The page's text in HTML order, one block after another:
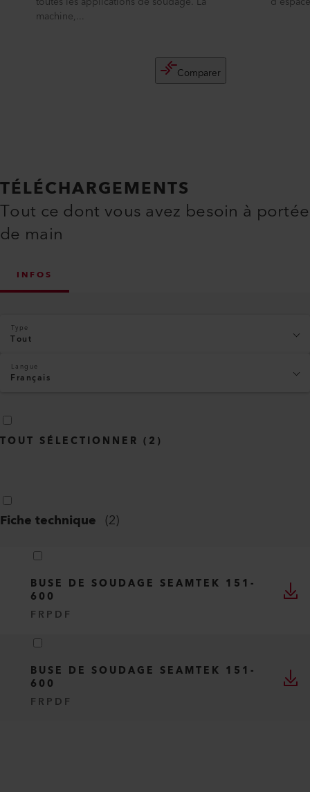
machine,...
Comparer
TÉLÉCHARGEMENTS
Tout ce dont vous avez besoin à portée
de main
INFOS
Type
Tout
Langue
Français
TOUT SÉLECTIONNER ( 2 )
Fiche technique (2)
BUSE DE SOUDAGE SEAMTEK 151-
600
FR PDF
BUSE DE SOUDAGE SEAMTEK 151-
600
FR PDF